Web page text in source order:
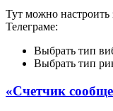
Тут можно настроить
Телеграме:
Выбрать тип
Выбрать тип
«Счетчик